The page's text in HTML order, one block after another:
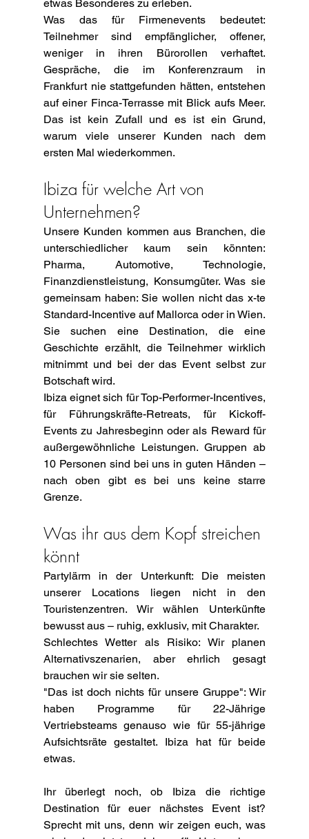
etwas Besonderes zu erleben.
Was das für Firmenevents bedeutet:
Teilnehmer sind empfänglicher, offener,
weniger in ihren Bürorollen verhaftet.
Gespräche, die im Konferenzraum in
Frankfurt nie stattgefunden hätten, entstehen
auf einer Finca-Terrasse mit Blick aufs Meer.
Das ist kein Zufall und es ist ein Grund,
warum viele unserer Kunden nach dem
ersten Mal wiederkommen.
Ibiza für welche Art von
Unternehmen?
Unsere Kunden kommen aus Branchen, die
unterschiedlicher kaum sein könnten:
Pharma, Automotive, Technologie,
Finanzdienstleistung, Konsumgüter. Was sie
gemeinsam haben: Sie wollen nicht das x-te
Standard-Incentive auf Mallorca oder in Wien.
Sie suchen eine Destination, die eine
Geschichte erzählt, die Teilnehmer wirklich
mitnimmt und bei der das Event selbst zur
Botschaft wird.
Ibiza eignet sich für Top-Performer-Incentives,
für Führungskräfte-Retreats, für Kickoff-
Events zu Jahresbeginn oder als Reward für
außergewöhnliche Leistungen. Gruppen ab
10 Personen sind bei uns in guten Händen –
nach oben gibt es bei uns keine starre
Grenze.
Was ihr aus dem Kopf streichen
könnt
Partylärm in der Unterkunft: Die meisten
unserer Locations liegen nicht in den
Touristenzentren. Wir wählen Unterkünfte
bewusst aus – ruhig, exklusiv, mit Charakter.
Schlechtes Wetter als Risiko: Wir planen
Alternativszenarien, aber ehrlich gesagt
brauchen wir sie selten.
"Das ist doch nichts für unsere Gruppe": Wir
haben Programme für 22-Jährige
Vertriebsteams genauso wie für 55-jährige
Aufsichtsräte gestaltet. Ibiza hat für beide
etwas.
Ihr überlegt noch, ob Ibiza die richtige
Destination für euer nächstes Event ist?
Sprecht mit uns, denn wir zeigen euch, was